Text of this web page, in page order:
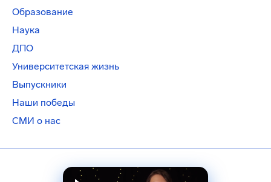
Образование
Наука
ДПО
Университетская жизнь
Выпускники
Наши победы
СМИ о нас